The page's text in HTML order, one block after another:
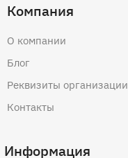
Компания
О компании
Блог
Реквизиты организации
Контакты
Информация